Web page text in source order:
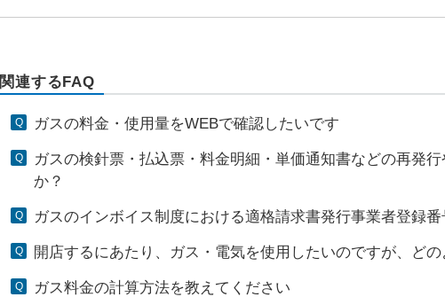
関連するFAQ
ガスの料金・使用量をWEBで確認したいです
ガスの検針票・払込票・料金明細・単価通知書などの再発
か？
ガスのインボイス制度における適格請求書発行事業者登録
開店するにあたり、ガス・電気を使用したいのですが、ど
ガス料金の計算方法を教えてください